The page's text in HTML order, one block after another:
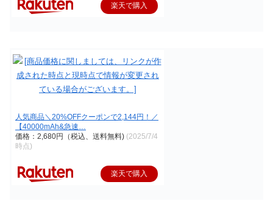
楽天で購入
人気商品＼20%OFFクーポンで2,144円！／
【40000mAh&急速…
価格：2,680円（税込、送料無料) (2025/7/4
時点)
楽天で購入